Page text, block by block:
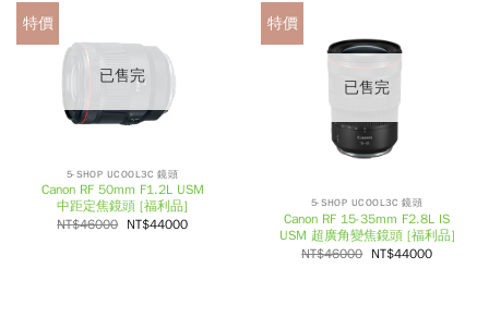
特價
已售完
5-SHOP UCOOL3C 鏡頭
Canon RF 50mm F1.2L USM
中距定焦鏡頭 [福利品]
NT$46000 NT$44000
特價
已售完
5-SHOP UCOOL3C 鏡頭
Canon RF 15-35mm F2.8L IS
USM 超廣角變焦鏡頭 [福利品]
NT$46000 NT$44000